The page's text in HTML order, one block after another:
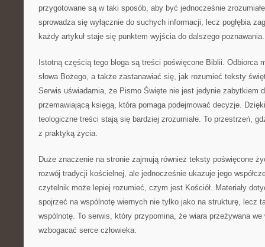
przygotowane są w taki sposób, aby być jednocześnie
sprowadza się wyłącznie do suchych informacji, lecz pogłębia
każdy artykuł staje się punktem wyjścia do dalszego poznawania.
Istotną częścią tego bloga są treści poświęcone Biblii. Odbiorca
słowa Bożego, a także zastanawiać się, jak rozumieć teksty
Serwis uświadamia, że Pismo Święte nie jest jedynie zabytkiem
przemawiającą księgą, która pomaga podejmować decyzje.
teologiczne treści stają się bardziej zrozumiałe. To przestrzeń,
z praktyką życia.
Duże znaczenie na stronie zajmują również teksty poświęcone
rozwój tradycji kościelnej, ale jednocześnie ukazuje jego
czytelnik może lepiej rozumieć, czym jest Kościół. Materiały
spojrzeć na wspólnotę wiernych nie tylko jako na strukturę, lecz
wspólnotę. To serwis, który przypomina, że wiara przeżywana we
wzbogacać serce człowieka.